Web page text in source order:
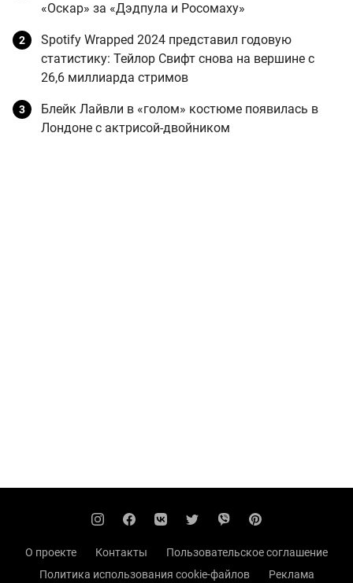
«Оскар» за «Дэдпула и Росомаху»
Spotify Wrapped 2024 представил годовую
статистику: Тейлор Свифт снова на вершине с
26,6 миллиарда стримов
Блейк Лайвли в «голом» костюме появилась в
Лондоне с актрисой-двойником
О проекте Контакты
Пользовательское соглашение
Политика использования cookie-файлов
Реклама